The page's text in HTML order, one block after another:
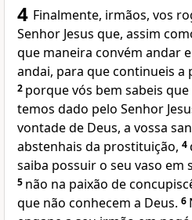
4 Finalmente, irmãos, vos
Senhor Jesus que, assim
que maneira convém andar
andai, para que continueis a
2 porque vós bem sabeis
temos dado pelo Senhor
vontade de Deus, a vossa
abstenhais da prostituição, 4
saiba possuir o seu vaso em
5 não na paixão de
que não conhecem a Deus. 6